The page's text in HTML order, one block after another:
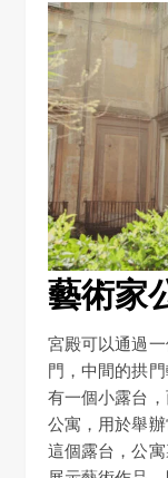
藝術家
宮殿可以通過
門，中間的拱
有一個小露台
公寓，用於舉
這個露台，公